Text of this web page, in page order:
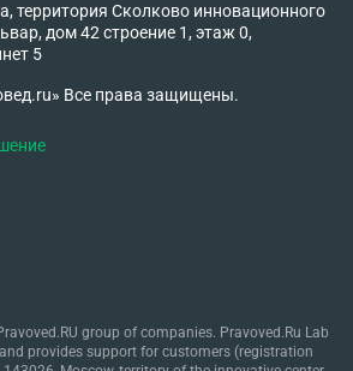
территория Сколково инновационного
дом 42 строение 1, этаж 0,
5
Все права защищены.
group of companies. Pravoved.Ru Lab
provides support for customers (registration